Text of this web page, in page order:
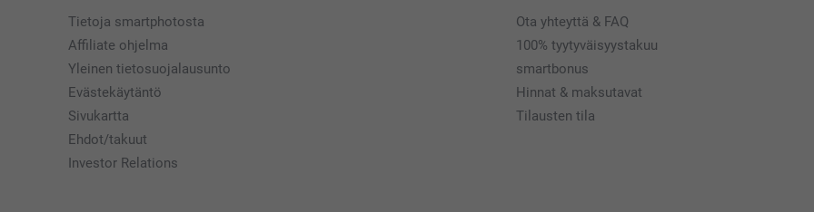
Tietoja smartphotosta
Affiliate ohjelma
Yleinen tietosuojalausunto
Evästekäytäntö
Sivukartta
Ehdot/takuut
Investor Relations
Ota yhteyttä & FAQ
100% tyytyväisyystakuu
smartbonus
Hinnat & maksutavat
Tilausten tila